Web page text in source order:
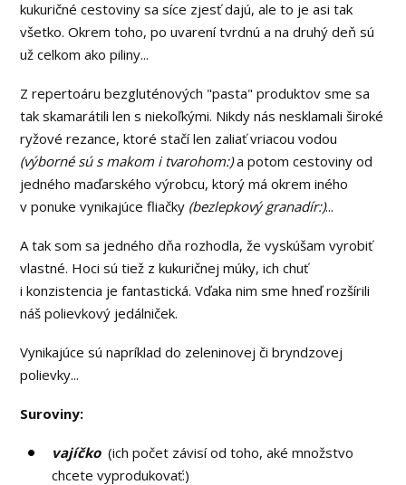
kukuričné cestoviny sa síce zjesť dajú, ale to je asi tak
všetko. Okrem toho, po uvarení tvrdnú a na druhý deň sú
už celkom ako piliny...
Z repertoáru bezgluténových "pasta" produktov sme sa
tak skamarátili len s niekoľkými. Nikdy nás nesklamali široké
ryžové rezance, ktoré stačí len zaliať vriacou vodou
(výborné sú s makom i tvarohom:)a potom cestoviny od
jedného maďarského výrobcu, ktorý má okrem iného
v ponuke vynikajúce fliačky (bezlepkový granadír:)...
A tak som sa jedného dňa rozhodla, že vyskúšam vyrobiť
vlastné. Hoci sú tiež z kukuričnej múky, ich chuť
i konzistencia je fantastická. Vďaka nim sme hneď rozšírili
náš polievkový jedálniček.
Vynikajúce sú napríklad do zeleninovej či bryndzovej
polievky...
Suroviny:
vajíčko (ich počet závisí od toho, aké množstvo
chcete vyprodukovať:)